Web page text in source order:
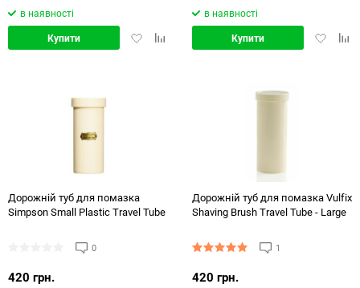
в наявності
ДодатиДодати
Купити
в наявності
Додати
Купити
Дорожній туб для помазка
Simpson Small Plastic Travel Tube
0
420 грн.
Дорожній туб для помазка Vulfix
Shaving Brush Travel Tube - Large
1
420 грн.